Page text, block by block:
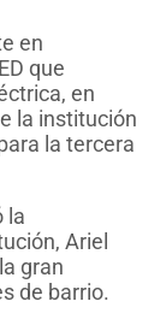
en
que
en
la institución
la tercera
la
Ariel
gran
de barrio.